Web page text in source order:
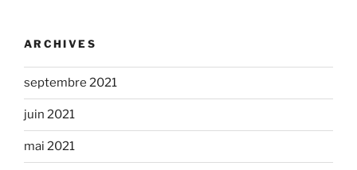
ARCHIVES
septembre 2021
juin 2021
mai 2021